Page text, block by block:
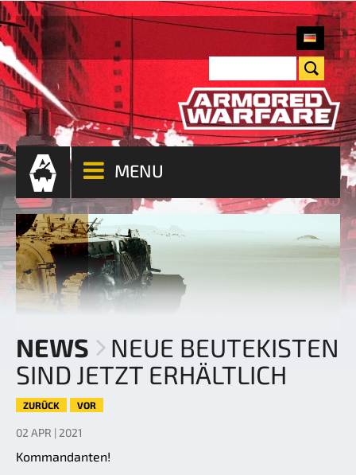
MENU
NEWS
NEUE BEUTEKISTEN
SIND JETZT ERHÄLTLICH
ZURÜCK VOR
02 APR | 2021
Kommandanten!